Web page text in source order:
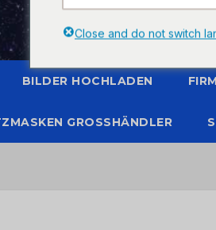
BILDER HOCHLADEN
GROSSHÄNDLER
Close and do not switch